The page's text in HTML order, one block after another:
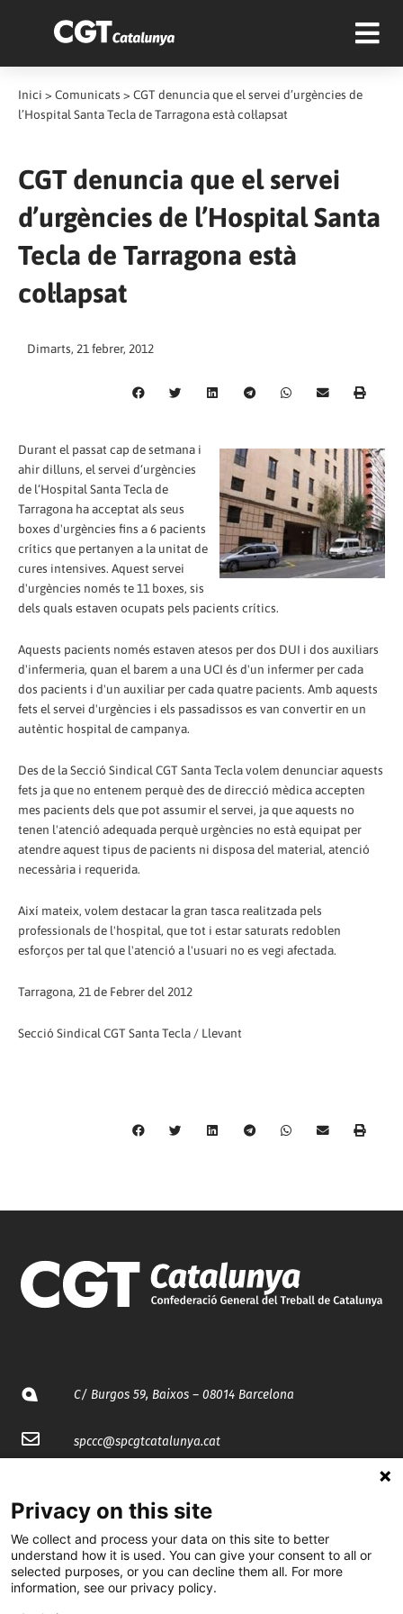
Inici > Comunicats > CGT denuncia que el servei d’urgències de
l’Hospital Santa Tecla de Tarragona està col·lapsat
CGT denuncia que el servei
d’urgències de l’Hospital Santa
Tecla de Tarragona està
col·lapsat
Dimarts, 21 febrer, 2012
Durant el passat cap de setmana i
ahir dilluns, el servei d‘urgències
de l‘Hospital Santa Tecla de
Tarragona ha acceptat als seus
boxes d'urgències fins a 6 pacients
crítics que pertanyen a la unitat de
cures intensives. Aquest servei
d'urgències només te 11 boxes, sis
dels quals estaven ocupats pels pacients crítics.
Aquests pacients només estaven atesos per dos DUI i dos auxiliars
d'infermeria, quan el barem a una UCI és d'un infermer per cada
dos pacients i d'un auxiliar per cada quatre pacients. Amb aquests
fets el servei d'urgències i els passadissos es van convertir en un
autèntic hospital de campanya.
Des de la Secció Sindical CGT Santa Tecla volem denunciar aquests
fets ja que no entenem perquè des de direcció mèdica accepten
mes pacients dels que pot assumir el servei, ja que aquests no
tenen l'atenció adequada perquè urgències no està equipat per
atendre aquest tipus de pacients ni disposa del material, atenció
necessària i requerida.
Així mateix, volem destacar la gran tasca realitzada pels
professionals de l'hospital, que tot i estar saturats redoblen
esforços per tal que l'atenció a l'usuari no es vegi afectada.
Tarragona, 21 de Febrer del 2012
Secció Sindical CGT Santa Tecla / Llevant
C/ Burgos 59, Baixos – 08014 Barcelona
spccc@spcgtcatalunya.cat
@CGTCatalunya
cgtcatalunya
Privacy on this site
We collect and process your data on this site to better
understand how it is used. You can give your consent to all or
selected purposes, or you can decline them all. For more
information, see our privacy policy.